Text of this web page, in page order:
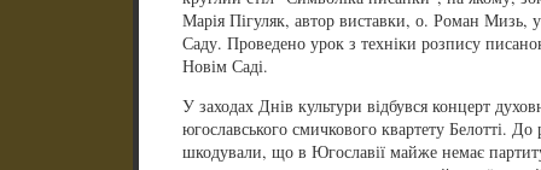
Марія Пігуляк, автор виставки, о. Роман Мизь,
Саду. Проведено урок з техніки розпису
Новім Саді.
У заходах Днів культури відбувся концерт
югославського смичкового квартету Белотті.
шкодували, що в Югославії майже немає